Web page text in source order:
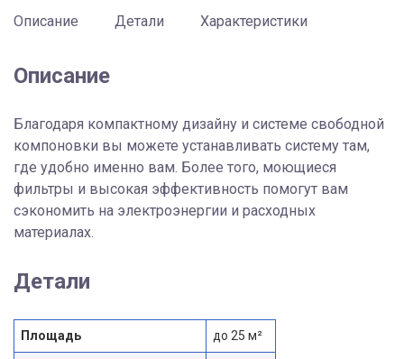
Описание Детали Характеристики
Описание
Благодаря компактному дизайну и системе свободной
компоновки вы можете устанавливать систему там,
где удобно именно вам. Более того, моющиеся
фильтры и высокая эффективность помогут вам
сэкономить на электроэнергии и расходных
материалах.
Детали
Площадь до 25 м²